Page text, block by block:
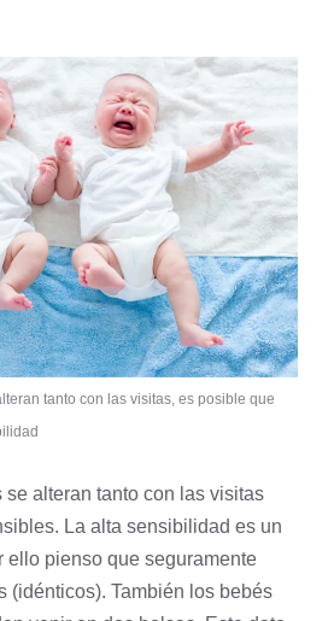
tanto con las visitas, es posible que
se alteran tanto con las visitas
La alta sensibilidad es un
ello pienso que seguramente
(idénticos). También los bebés